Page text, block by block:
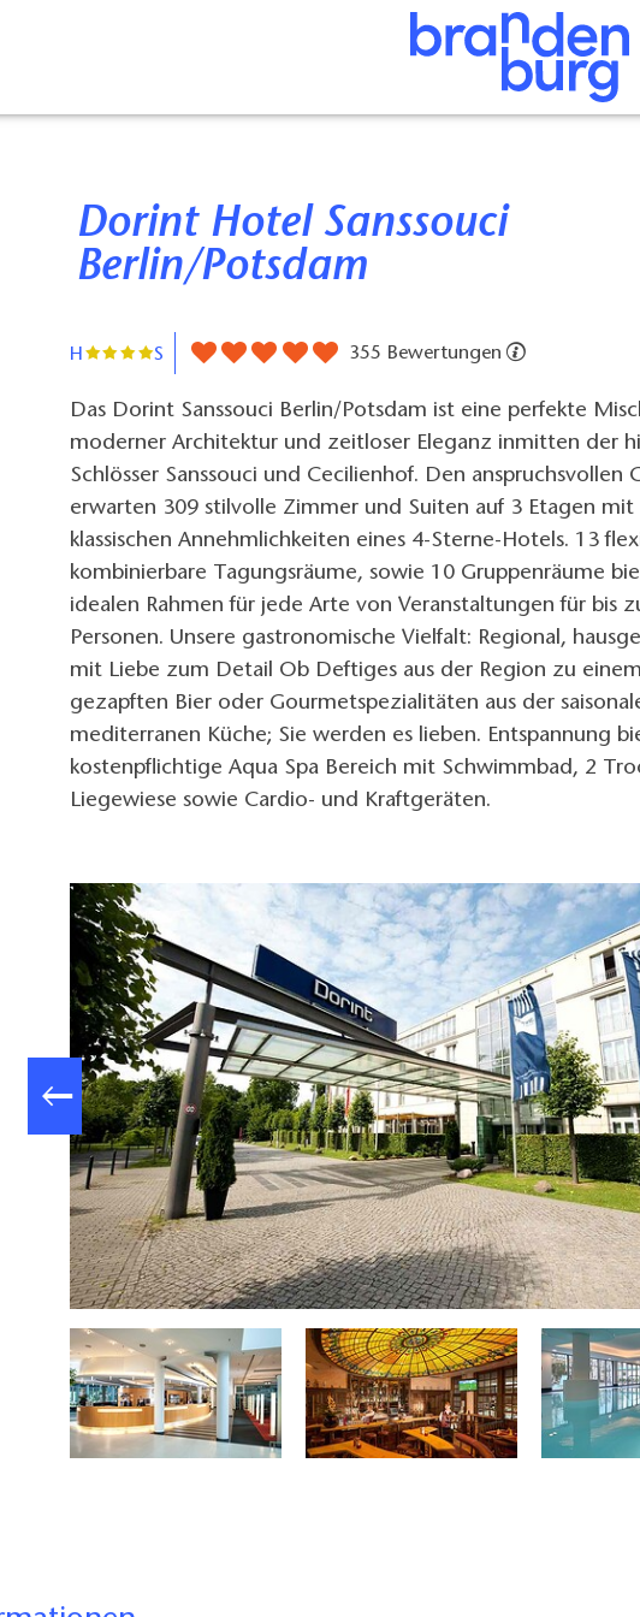
Dorint Hotel Sanssouci
Berlin/Potsdam
H S 355 Bewertungen
Das Dorint Sanssouci Berlin/Potsdam ist eine perfekte
moderner Architektur und zeitloser Eleganz inmitten der
Schlösser Sanssouci und Cecilienhof. Den anspruchsvollen
erwarten 309 stilvolle Zimmer und Suiten auf 3 Etagen mit
klassischen Annehmlichkeiten eines 4-Sterne-Hotels. 13
kombinierbare Tagungsräume, sowie 10 Gruppenräume
idealen Rahmen für jede Arte von Veranstaltungen für bis
Personen. Unsere gastronomische Vielfalt: Regional,
mit Liebe zum Detail Ob Deftiges aus der Region zu
gezapften Bier oder Gourmetspezialitäten aus der
mediterranen Küche; Sie werden es lieben. Entspannung
kostenpflichtige Aqua Spa Bereich mit Schwimmbad, 2
Liegewiese sowie Cardio- und Kraftgeräten.